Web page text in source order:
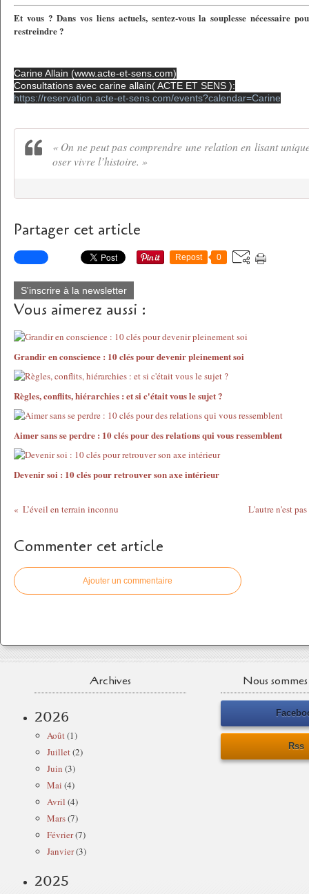
Et vous ? Dans vos liens actuels, sentez-vous la souplesse nécessaire
restreindre ?
Carine Allain (www.acte-et-sens.com)
Consultations avec carine allain( ACTE ET SENS ):
https://reservation.acte-et-sens.com/events?calendar=Carine
« On ne peut pas comprendre une relation en lisant
oser vivre l’histoire. »
Partager cet article
Repost 0
S'inscrire à la newsletter
Vous aimerez aussi :
Grandir en conscience : 10 clés pour devenir pleinement soi
Règles, conflits, hiérarchies : et si c'était vous le sujet ?
Aimer sans se perdre : 10 clés pour des relations qui vous ressemblent
Devenir soi : 10 clés pour retrouver son axe intérieur
L’éveil en terrain inconnu L'autre n'est
Commenter cet article
Ajouter un commentaire
Archives
2026
Août(1)
Juillet(2)
Juin (3)
Mai (4)
Avril (4)
Mars(7)
Février(7)
Janvier(3)
2025
Nous
Rss